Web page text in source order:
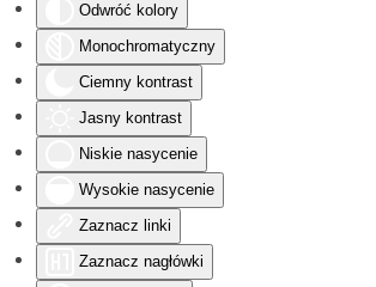
Odwróć kolory
Monochromatyczny
Ciemny kontrast
Jasny kontrast
Niskie nasycenie
Wysokie nasycenie
Zaznacz linki
Zaznacz nagłówki